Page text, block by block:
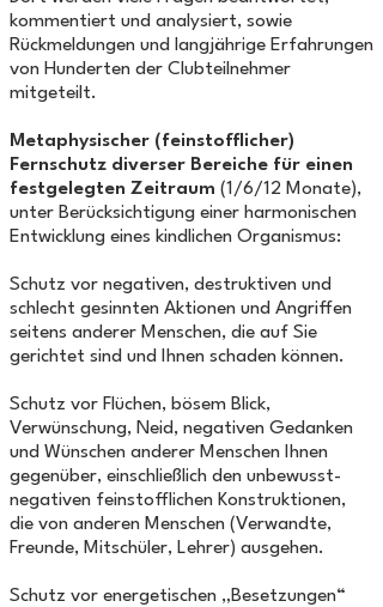
kommentiert und analysiert, sowie
Rückmeldungen und langjährige Erfahrungen
von Hunderten der Clubteilnehmer
mitgeteilt.
Metaphysischer (feinstofflicher)
Fernschutz diverser Bereiche für einen
festgelegten Zeitraum (1/6/12 Monate),
unter Berücksichtigung einer harmonischen
Entwicklung eines kindlichen Organismus:
Schutz vor negativen, destruktiven und
schlecht gesinnten Aktionen und Angriffen
seitens anderer Menschen, die auf Sie
gerichtet sind und Ihnen schaden können.
Schutz vor Flüchen, bösem Blick,
Verwünschung, Neid, negativen Gedanken
und Wünschen anderer Menschen Ihnen
gegenüber, einschließlich den unbewusst-
negativen feinstofflichen Konstruktionen,
die von anderen Menschen (Verwandte,
Freunde, Mitschüler, Lehrer) ausgehen.
Schutz vor energetischen „Besetzungen“